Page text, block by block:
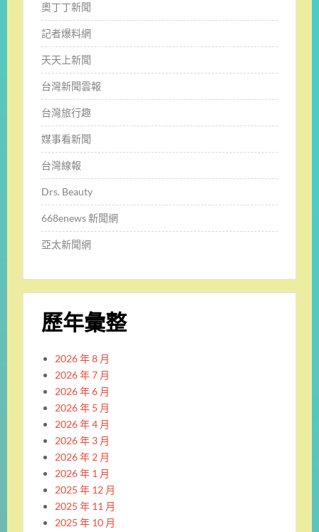
奧丁丁新聞
記者爆料網
天天上新聞
台灣新聞雲報
台灣旅行趣
媒事看新聞
台灣線報
Drs. Beauty
668enews 新聞網
亞太新聞網
歷年彙整
2026 年 8 月
2026 年 7 月
2026 年 6 月
2026 年 5 月
2026 年 4 月
2026 年 3 月
2026 年 2 月
2026 年 1 月
2025 年 12 月
2025 年 11 月
2025 年 10 月